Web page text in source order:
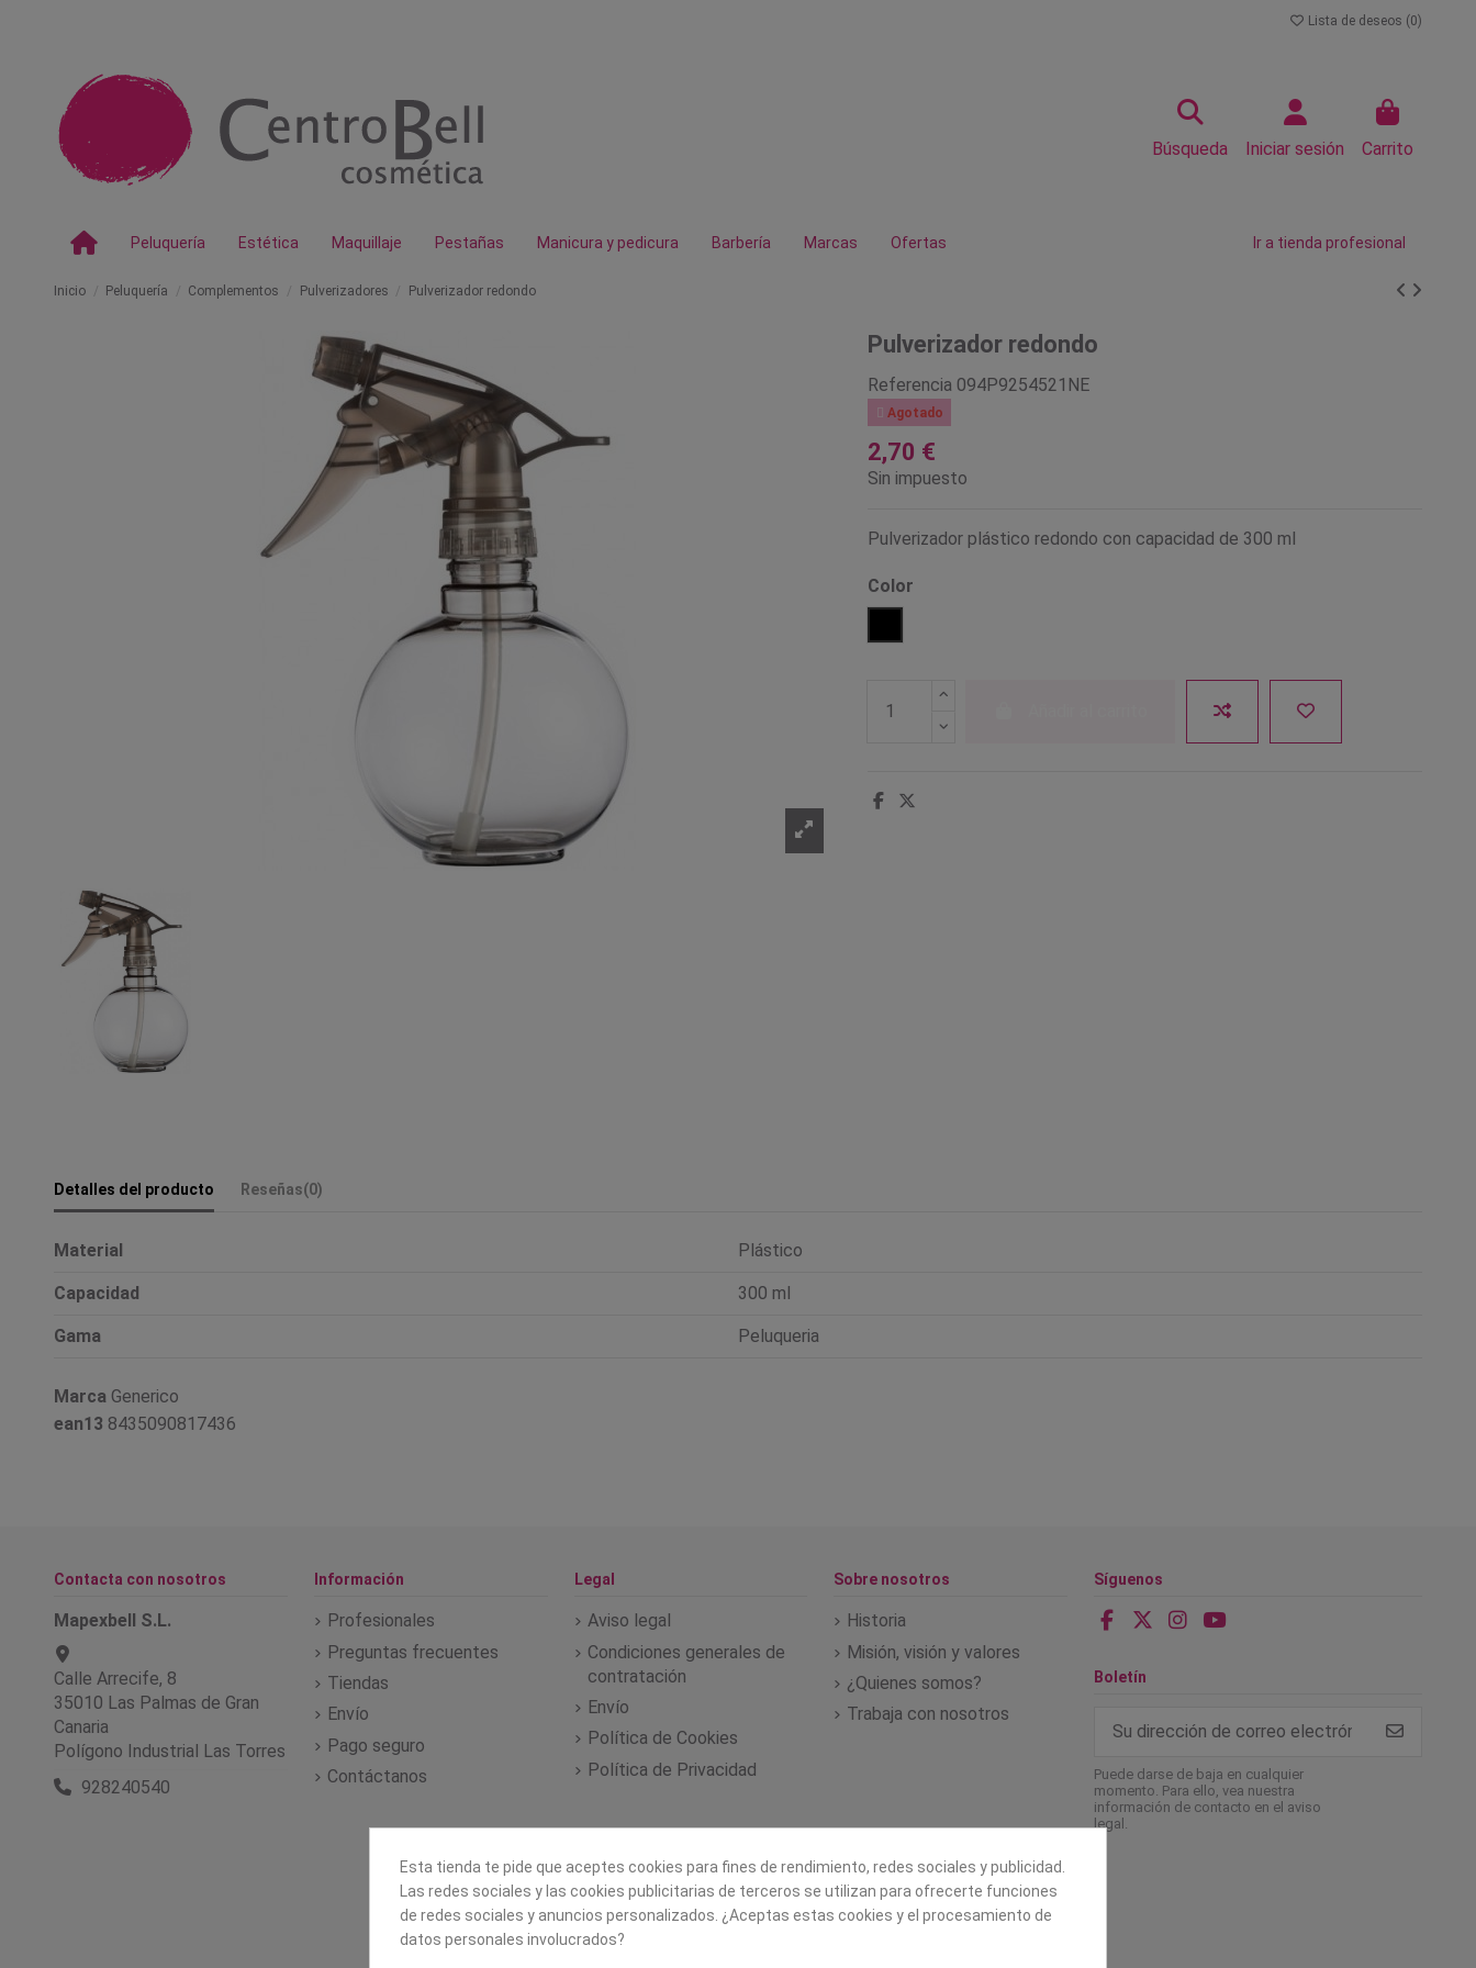
Lista de deseos (0)
Búsqueda Iniciar sesión Carrito
Peluquería Estética Maquillaje Pestañas Manicura y pedicura Barbería Marcas Ofertas Ir a tienda profesional
Inicio Peluquería Complementos Pulverizadores Pulverizador redondo
Pulverizador redondo
Referencia 094P9254521NE
Agotado
2,70 €
Sin impuesto
Pulverizador plástico redondo con capacidad de 300 ml
Color
Detalles del producto Reseñas(0)
Material Plástico
Capacidad 300 ml
Gama Peluqueria
Marca Generico
ean13 8435090817436
Contacta con nosotros
Mapexbell S.L.
Calle Arrecife, 8
35010 Las Palmas de Gran
Canaria
Polígono Industrial Las Torres
928240540
Información
Profesionales
Preguntas frecuentes
Tiendas
Envío
Pago seguro
Contáctanos
Legal
Aviso legal
Condiciones generales de
contratación
Envío
Política de Cookies
Política de Privacidad
Sobre nosotros
Historia
Misión, visión y valores
¿Quienes somos?
Trabaja con nosotros
Síguenos
Boletín
Puede darse de baja en cualquier
momento. Para ello, vea nuestra
información de contacto en el aviso
legal.
Esta tienda te pide que aceptes cookies para fines de rendimiento, redes sociales y publicidad.
Las redes sociales y las cookies publicitarias de terceros se utilizan para ofrecerte funciones
de redes sociales y anuncios personalizados. ¿Aceptas estas cookies y el procesamiento de
datos personales involucrados?